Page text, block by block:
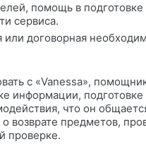
помощь в
сервиса.
договорная
с «Vanessa»,
информации,
что он
возврате предметов,
проверке.